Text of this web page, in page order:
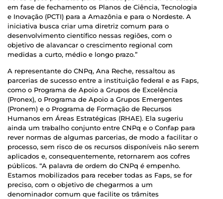
em fase de fechamento os Planos de Ciência, Tecnologia
e Inovação (PCTI) para a Amazônia e para o Nordeste. A
iniciativa busca criar uma diretriz comum para o
desenvolvimento científico nessas regiões, com o
objetivo de alavancar o crescimento regional com
medidas a curto, médio e longo prazo.”
A representante do CNPq, Ana Reche, ressaltou as
parcerias de sucesso entre a instituição federal e as Faps,
como o Programa de Apoio a Grupos de Excelência
(Pronex), o Programa de Apoio a Grupos Emergentes
(Pronem) e o Programa de Formação de Recursos
Humanos em Áreas Estratégicas (RHAE). Ela sugeriu
ainda um trabalho conjunto entre CNPq e o Confap para
rever normas de algumas parcerias, de modo a facilitar o
processo, sem risco de os recursos disponíveis não serem
aplicados e, consequentemente, retornarem aos cofres
públicos. “A palavra de ordem do CNPq é empenho.
Estamos mobilizados para receber todas as Faps, se for
preciso, com o objetivo de chegarmos a um
denominador comum que facilite os trâmites